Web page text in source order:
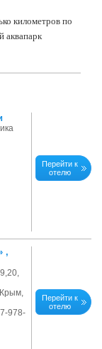
километров по
аквапарк
Перейти к
отелю
,
978-
Перейти к
отелю